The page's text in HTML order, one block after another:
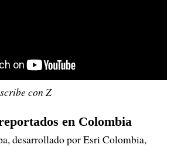
con Z
en Colombia
desarrollado por Esri Colombia,